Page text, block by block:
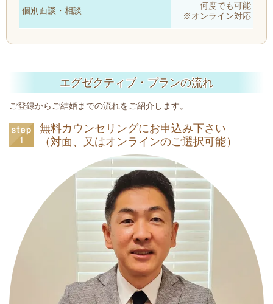
個別面談・相談
何度でも可能
※オンライン対応
エグゼクティブ・プランの流れ
ご登録からご結婚までの流れをご紹介します。
無料カウンセリングにお申込み下さい
（対面、又はオンラインのご選択可能）